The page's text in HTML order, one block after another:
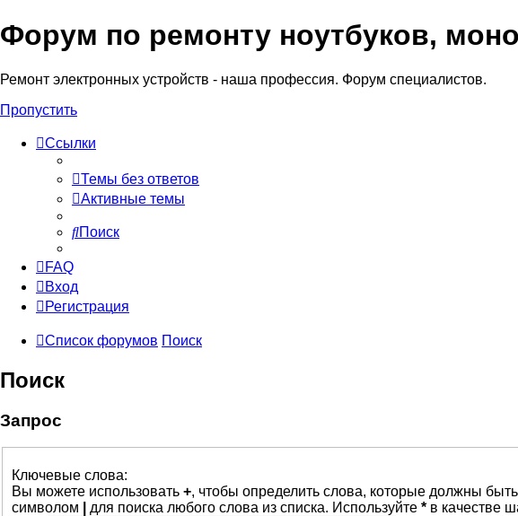
Регистрация
Форум по ремонту ноутбуков,
Ремонт электронных устройств - наша профессия. Форум специалистов.
Пропустить
Ссылки
Темы без ответов
Активные темы
Поиск
FAQ
Вход
Регистрация
Список форумов Поиск
Поиск
Запрос
Ключевые слова:
Вы можете использовать +, чтобы определить слова, которые должны быть
символом
для поиска любого слова из списка. Используйте * в качестве